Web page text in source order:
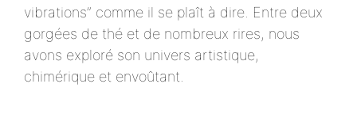
vibrations” comme il se plaît à dire. Entre deux
gorgées de thé et de nombreux rires, nous
avons exploré son univers artistique,
chimérique et envoûtant.